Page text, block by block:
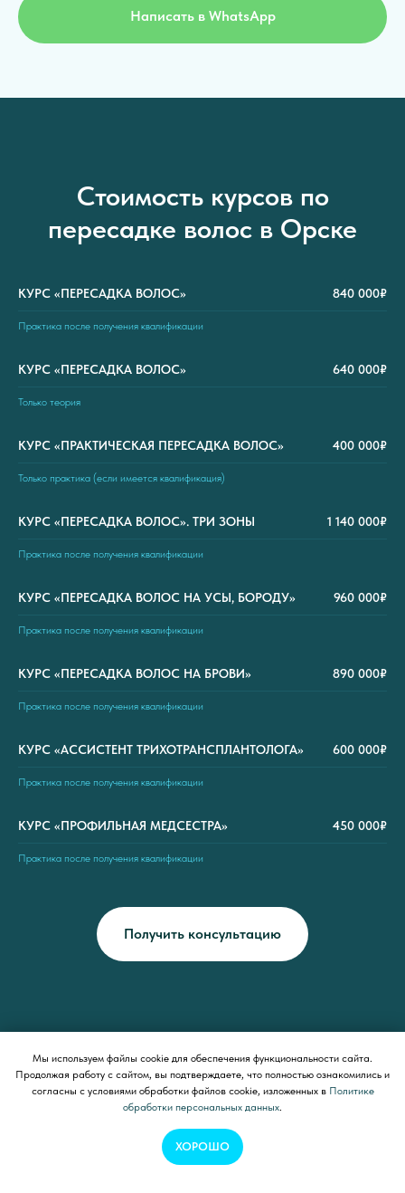
Написать в WhatsApp
Стоимость курсов по
пересадке волос в Орске
КУРС «ПЕРЕСАДКА ВОЛОС» 840 000₽
Практика после получения квалификации
КУРС «ПЕРЕСАДКА ВОЛОС» 640 000₽
Только теория
КУРС «ПРАКТИЧЕСКАЯ ПЕРЕСАДКА ВОЛОС» 400 000₽
Только практика (если имеется квалификация)
КУРС «ПЕРЕСАДКА ВОЛОС». ТРИ ЗОНЫ 1 140 000₽
Практика после получения квалификации
КУРС «ПЕРЕСАДКА ВОЛОС НА УСЫ, БОРОДУ» 960 000₽
Практика после получения квалификации
КУРС «ПЕРЕСАДКА ВОЛОС НА БРОВИ» 890 000₽
Практика после получения квалификации
КУРС «АССИСТЕНТ ТРИХОТРАНСПЛАНТОЛОГА» 600 000₽
Практика после получения квалификации
КУРС «ПРОФИЛЬНАЯ МЕДСЕСТРА» 450 000₽
Практика после получения квалификации
Получить консультацию
Остались вопросы?
связи!
Мы используем файлы cookie для обеспечения функциональности сайта.
Продолжая работу с сайтом, вы подтверждаете, что полностью ознакомились и
согласны с условиями обработки файлов cookie, изложенных в Политике
обработки персональных данных.
ХОРОШО